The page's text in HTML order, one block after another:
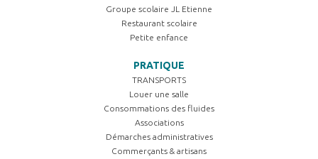
Groupe scolaire JL Etienne
Restaurant scolaire
Petite enfance
PRATIQUE
TRANSPORTS
Louer une salle
Consommations des fluides
Associations
Démarches administratives
Commerçants & artisans